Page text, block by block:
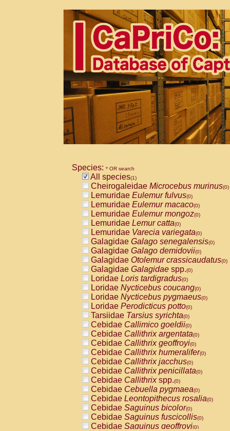
Species: * OR search
All species(1)
Cheirogaleidae Microcebus murinus(0)
Lemuridae Eulemur fulvus(0)
Lemuridae Eulemur macaco(0)
Lemuridae Eulemur mongoz(0)
Lemuridae Lemur catta(0)
Lemuridae Varecia variegata(0)
Galagidae Galago senegalensis(0)
Galagidae Galago demidovii(0)
Galagidae Otolemur crassicaudatus(0)
Galagidae Galagidae spp.(0)
Loridae Loris tardigradus(0)
Loridae Nycticebus coucang(0)
Loridae Nycticebus pygmaeus(0)
Loridae Perodicticus potto(0)
Tarsiidae Tarsius syrichta(0)
Cebidae Callimico goeldii(0)
Cebidae Callithrix argentata(0)
Cebidae Callithrix geoffroyi(0)
Cebidae Callithrix humeralifer(0)
Cebidae Callithrix jacchus(0)
Cebidae Callithrix penicillata(0)
Cebidae Callithrixspp.(0)
Cebidae Cebuella pygmaea(0)
Cebidae Leontopithecus rosalia(0)
Cebidae Saguinus bicolor(0)
Cebidae Saguinus fuscicollis(0)
Cebidae Saguinus geoffroyi(0)